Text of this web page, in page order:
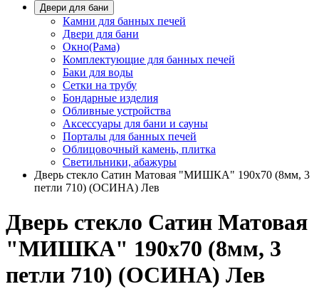
Двери для бани
Камни для банных печей
Двери для бани
Окно(Рама)
Комплектующие для банных печей
Баки для воды
Сетки на трубу
Бондарные изделия
Обливные устройства
Аксессуары для бани и сауны
Порталы для банных печей
Облицовочный камень, плитка
Светильники, абажуры
Дверь стекло Сатин Матовая "МИШКА" 190х70 (8мм, 3
петли 710) (ОСИНА) Лев
Дверь стекло Сатин Матовая
"МИШКА" 190х70 (8мм, 3
петли 710) (ОСИНА) Лев